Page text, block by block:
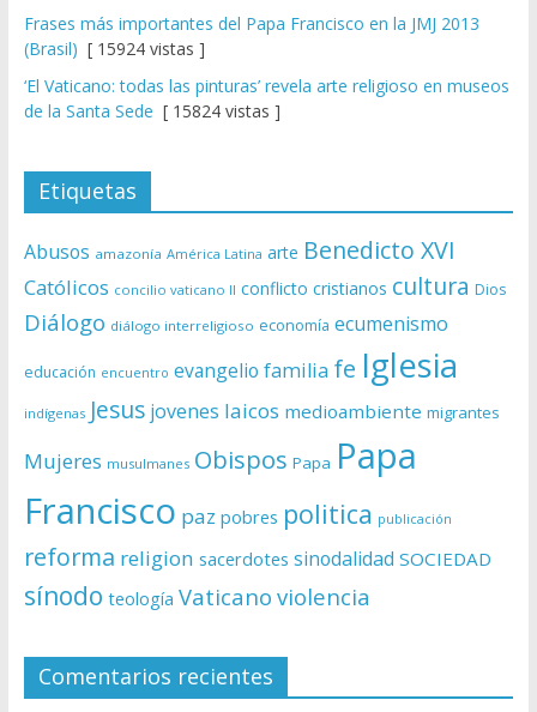
Frases más importantes del Papa Francisco en la JMJ 2013
(Brasil) [ 15924 vistas ]
‘El Vaticano: todas las pinturas’ revela arte religioso en museos
de la Santa Sede [ 15824 vistas ]
Etiquetas
Abusos amazonía América Latina arte Benedicto XVI
Católicos concilio vaticano II conflicto cristianos cultura Dios
Diálogo diálogo interreligioso economía ecumenismo
educación encuentro evangelio familia fe Iglesia
indígenas Jesus jovenes laicos medioambiente migrantes
Mujeres musulmanes Obispos Papa Papa
Francisco paz pobres politica publicación
reforma religion sacerdotes sinodalidad SOCIEDAD
sínodo teología Vaticano violencia
Comentarios recientes